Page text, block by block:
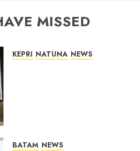
MISSED
KEPRI NATUNA NEWS
BATAM NEWS